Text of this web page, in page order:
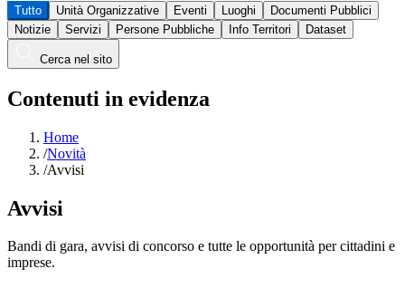
Tutto Unità Organizzative Eventi Luoghi
Documenti Pubblici
Notizie
Servizi Persone Pubbliche Info Territori Dataset
Cerca nel sito
Contenuti in evidenza
Home
/Novità
/Avvisi
Avvisi
Bandi di gara, avvisi di concorso e tutte le opportunità per cittadini e
imprese.